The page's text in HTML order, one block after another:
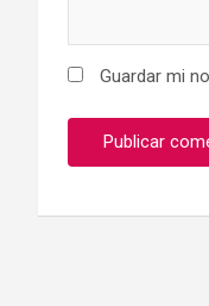
Guardar mi